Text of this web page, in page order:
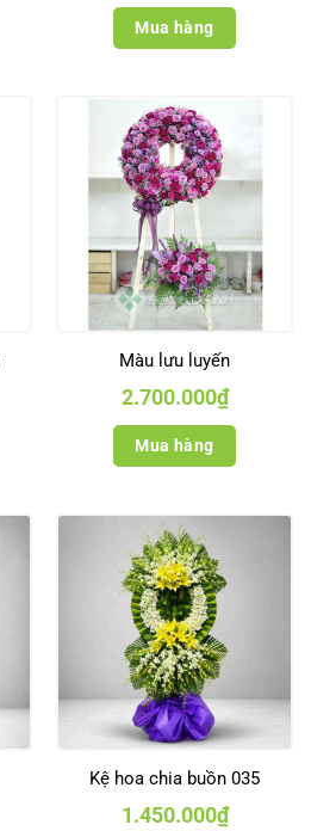
Mua hàng
Màu lưu luyến
2.700.000₫
Mua hàng
Kệ hoa chia buồn 035
1.450.000₫